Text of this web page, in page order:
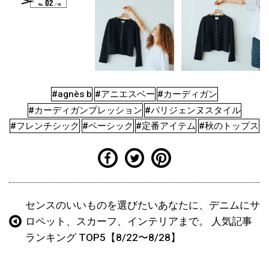
#agnès b #アニエスベー #カーディガン
#カーディガンプレッション #パリジェンヌスタイル
#フレンチシック #ベーシック #定番アイテム #秋のトップス
センスのいいものを選びたいあなたに、デニムにサ
ロペット、スカーフ、インテリアまで。 人気記事
ランキング TOP5【8/22〜8/28】